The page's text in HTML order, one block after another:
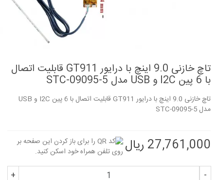
تاچ خازنی 9.0 اینچ با درایور GT911 قابلیت اتصال
با 6 پین I2C و USB مدل STC-09095-5
تاچ خازنی 9.0 اینچ با درایور GT911 قابلیت اتصال با 6 پین I2C و USB
مدل STC-09095-5
27,761,000 ریال
-
+